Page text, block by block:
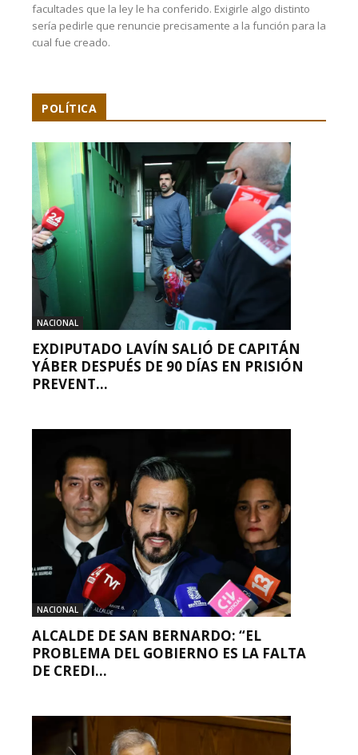
facultades que la ley le ha conferido. Exigirle algo distinto
sería pedirle que renuncie precisamente a la función para la
cual fue creado.
POLÍTICA
NACIONAL
EXDIPUTADO LAVÍN SALIÓ DE CAPITÁN
YÁBER DESPUÉS DE 90 DÍAS EN PRISIÓN
PREVENT...
NACIONAL
ALCALDE DE SAN BERNARDO: “EL
PROBLEMA DEL GOBIERNO ES LA FALTA
DE CREDI...